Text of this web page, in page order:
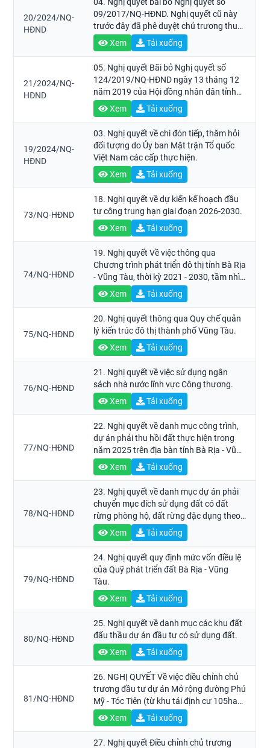
20/2024/NQ-
HĐND
09/2017/NQ-HĐND. Nghị quyết cũ này
trước đây đã phê duyệt chủ trương thu
tiền bảo vệ và phát triển đất trồng lúa
trên địa bàn tỉnh Bà Rịa - Vũng Tàu
Xem Tải xuống
21/2024/NQ-
HĐND
05. Nghị quyết Bãi bỏ Nghị quyết số
124/2019/NQ-HĐND ngày 13 tháng 12
năm 2019 của Hội đồng nhân dân tỉnh
Bà Rịa - Vũng Tàu quy định mức giá dịch
vụ khám bệnh, chữa bệnh tại các cơ sở
khám bệnh, chữa bệnh của Nhà nước
trên địa bàn tỉnh Bà Rịa - Vũng Tàu
không thuộc phạm vi thanh toán của
Quỹ bảo hiểm y tế và nguyên tắc áp
dụng giá khám bệnh, chữa bệnh trong
một số trường hợp
Xem Tải xuống
19/2024/NQ-
HĐND
03. Nghị quyết về chi đón tiếp, thăm hỏi
đối tượng do Ủy ban Mặt trận Tổ quốc
Việt Nam các cấp thực hiện.
Xem
Tải xuống
73/NQ-HĐND
18. Nghị quyết về dự kiến kế hoạch đầu
tư công trung hạn giai đoạn 2026-2030.
Xem
Tải xuống
74/NQ-HĐND
19. Nghị quyết Về việc thông qua
Chương trình phát triển đô thị tỉnh Bà Rịa
- Vũng Tàu, thời kỳ 2021 - 2030, tầm nhìn
đến năm 2050
Xem Tải xuống
75/NQ-HĐND
20. Nghị quyết thông qua Quy chế quản
lý kiến trúc đô thị thành phố Vũng Tàu.
Xem
Tải xuống
76/NQ-HĐND
21. Nghị quyết về việc sử dụng ngân
sách nhà nước lĩnh vực Công thương.
Xem
Tải xuống
77/NQ-HĐND
22. Nghị quyết về danh mục công trình,
dự án phải thu hồi đất thực hiện trong
năm 2025 trên địa bàn tỉnh Bà Rịa - Vũng
Tàu. Xem Tải xuống
78/NQ-HĐND
23. Nghị quyết về danh mục dự án phải
chuyển mục đích sử dụng đất có đất
rừng phòng hộ, đất rừng đặc dụng theo
quy hoạch trên địa bàn tỉnh Bà Rịa -
Vũng Tàu để thực hiện các dự án.
Xem Tải xuống
79/NQ-HĐND
24. Nghị quyết quy định mức vốn điều lệ
của Quỹ phát triển đất Bà Rịa - Vũng
Tàu.
Xem
Tải xuống
80/NQ-HĐND
25. Nghị quyết về danh mục các khu đất
đấu thầu dự án đầu tư có sử dụng đất.
Xem
Tải xuống
81/NQ-HĐND
26. NGHỊ QUYẾT Về việc điều chỉnh chủ
trương đầu tư dự án Mở rộng đường Phú
Mỹ - Tóc Tiên (từ khu tái định cư 105ha
đến đường Hắc Dịch - Tóc Tiên - Châu
Pha), thị xã Phú Mỹ
Xem Tải xuống
27. Nghị quyết Điều chỉnh chủ trương